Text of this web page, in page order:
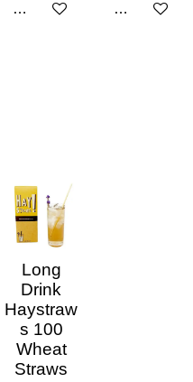
Añadir al carrito Añadir al
Long
Drink
Haystraw
s 100
Wheat
Straws